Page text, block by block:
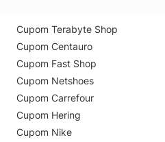
Cupom Terabyte Shop
Cupom Centauro
Cupom Fast Shop
Cupom Netshoes
Cupom Carrefour
Cupom Hering
Cupom Nike